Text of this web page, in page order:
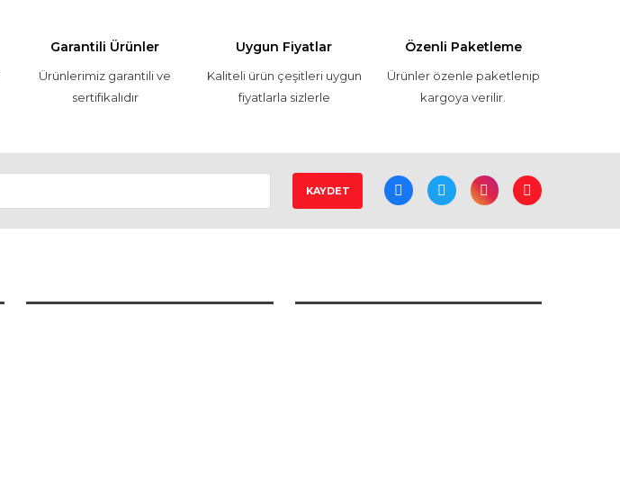
Garantili Ürünler
Ürünlerimiz garantili ve
sertifikalıdır
Uygun Fiyatlar
Kaliteli ürün çeşitleri uygun
fiyatlarla sizlerle
Özenli Paketleme
Ürünler özenle paketlenip
kargoya verilir.
KAYDET